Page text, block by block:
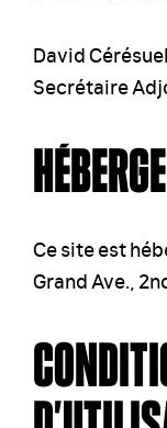
David
Secrétaire
Ce site est
Grand Ave.,